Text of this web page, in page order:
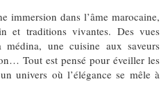
immersion dans l’âme marocaine,
et traditions vivantes. Des vues
médina, une cuisine aux saveurs
Tout est pensé pour éveiller les
univers où l’élégance se mêle à